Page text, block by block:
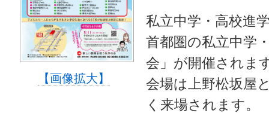
【画像拡大】
私立中学・高校進
首都圏の私立中学
会」が開催されま
会場は上野松坂屋
く来場されます。